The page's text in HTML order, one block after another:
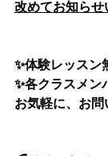
改めてお知らせ
✨体験レッスン
✨各クラスメン
お気軽に、お